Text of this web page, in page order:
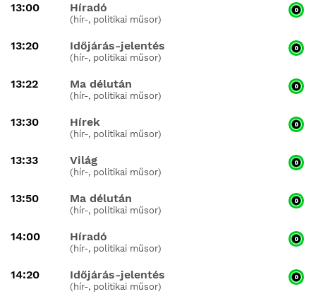
13:00 Híradó
(hír-, politikai műsor)
13:20 Időjárás-jelentés
(hír-, politikai műsor)
13:22 Ma délután
(hír-, politikai műsor)
13:30 Hírek
(hír-, politikai műsor)
13:33 Világ
(hír-, politikai műsor)
13:50 Ma délután
(hír-, politikai műsor)
14:00 Híradó
(hír-, politikai műsor)
14:20 Időjárás-jelentés
(hír-, politikai műsor)